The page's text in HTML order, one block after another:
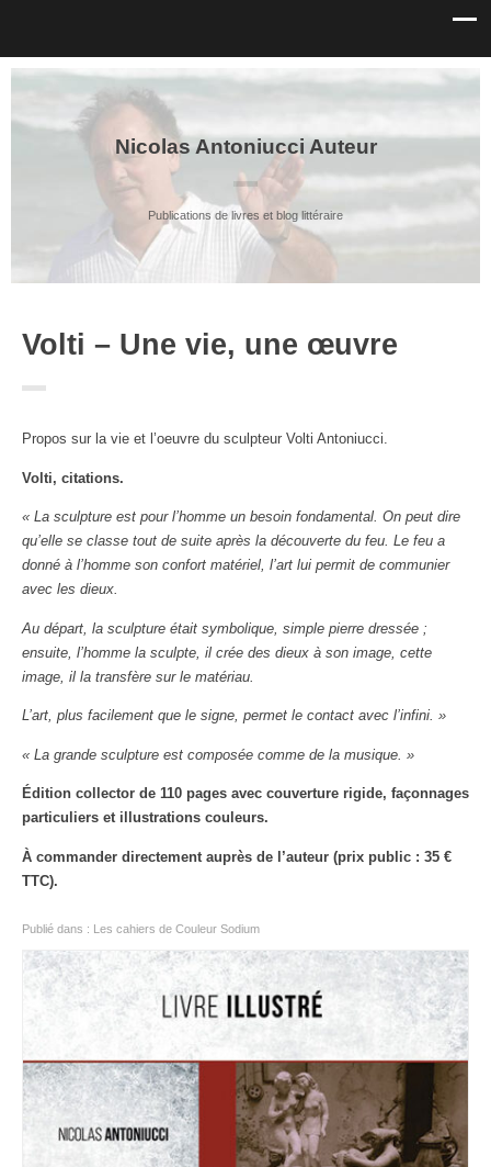
Nicolas Antoniucci Auteur
Publications de livres et blog littéraire
Volti – Une vie, une œuvre
Propos sur la vie et l’oeuvre du sculpteur Volti Antoniucci.
Volti, citations.
« La sculpture est pour l’homme un besoin fondamental. On peut dire
qu’elle se classe tout de suite après la découverte du feu. Le feu a
donné à l’homme son confort matériel, l’art lui permit de communier
avec les dieux.
Au départ, la sculpture était symbolique, simple pierre dressée ;
ensuite, l’homme la sculpte, il crée des dieux à son image, cette
image, il la transfère sur le matériau.
L’art, plus facilement que le signe, permet le contact avec l’infini. »
« La grande sculpture est composée comme de la musique. »
Édition collector de 110 pages avec couverture rigide, façonnages
particuliers et illustrations couleurs.
À commander directement auprès de l’auteur (prix public : 35 €
TTC).
Publié dans : Les cahiers de Couleur Sodium